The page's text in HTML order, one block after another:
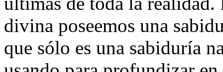
divina poseemos una
que sólo es una sabiduría